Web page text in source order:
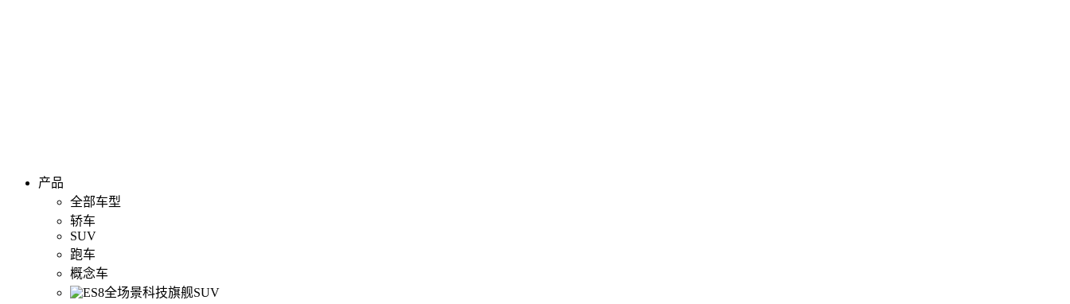
产品
全部车型
轿车
SUV
跑车
概念车
全场景科技旗舰SUV